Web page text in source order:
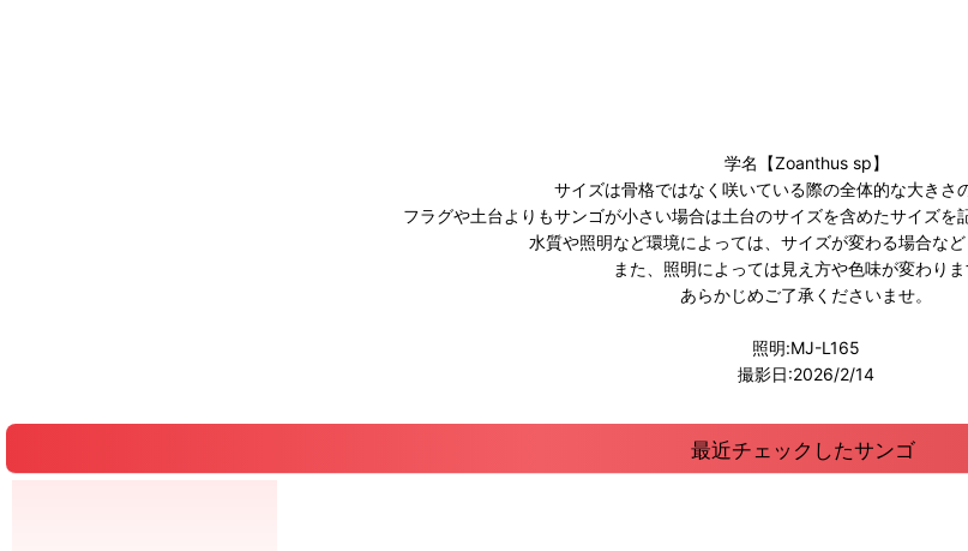
学名【Zoanthus sp】
サイズは骨格ではなく咲いている際の全体的な大きさ
フラグや土台よりもサンゴが小さい場合は土台のサイズを含めたサイズを
水質や照明など環境によっては、サイズが変わる場合など
また、照明によっては見え方や色味が変わりま
あらかじめご了承くださいませ。
照明:MJ-L165
撮影日:2026/2/14
最近チェックしたサンゴ